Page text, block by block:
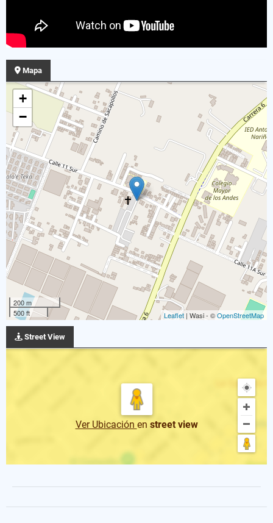
Mapa
+
−
200 m
500 ft
Leaflet | Wasi - ©OpenStreetMap
Street View
Ver Ubicación en street view